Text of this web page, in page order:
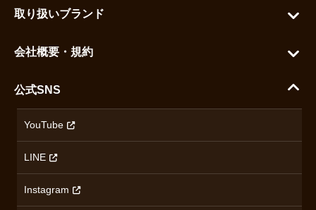
お気に入りを見る
ご利用ガイド
配送・送料について
ハラダの保証とアフターサービス
取り扱いブランド
セイコー
カシオ
オリエントスター
会社概要・規約
沿革
プライバシーポリシー
公式SNS
YouTube
LINE
Instagram